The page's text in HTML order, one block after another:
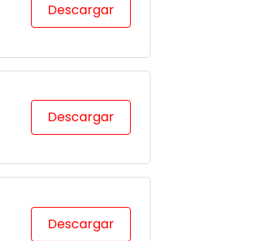
Descargar
Descargar
Descargar